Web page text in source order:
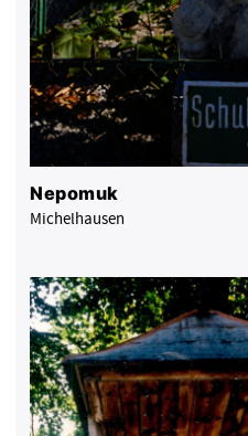
Nepomuk
Michelhausen